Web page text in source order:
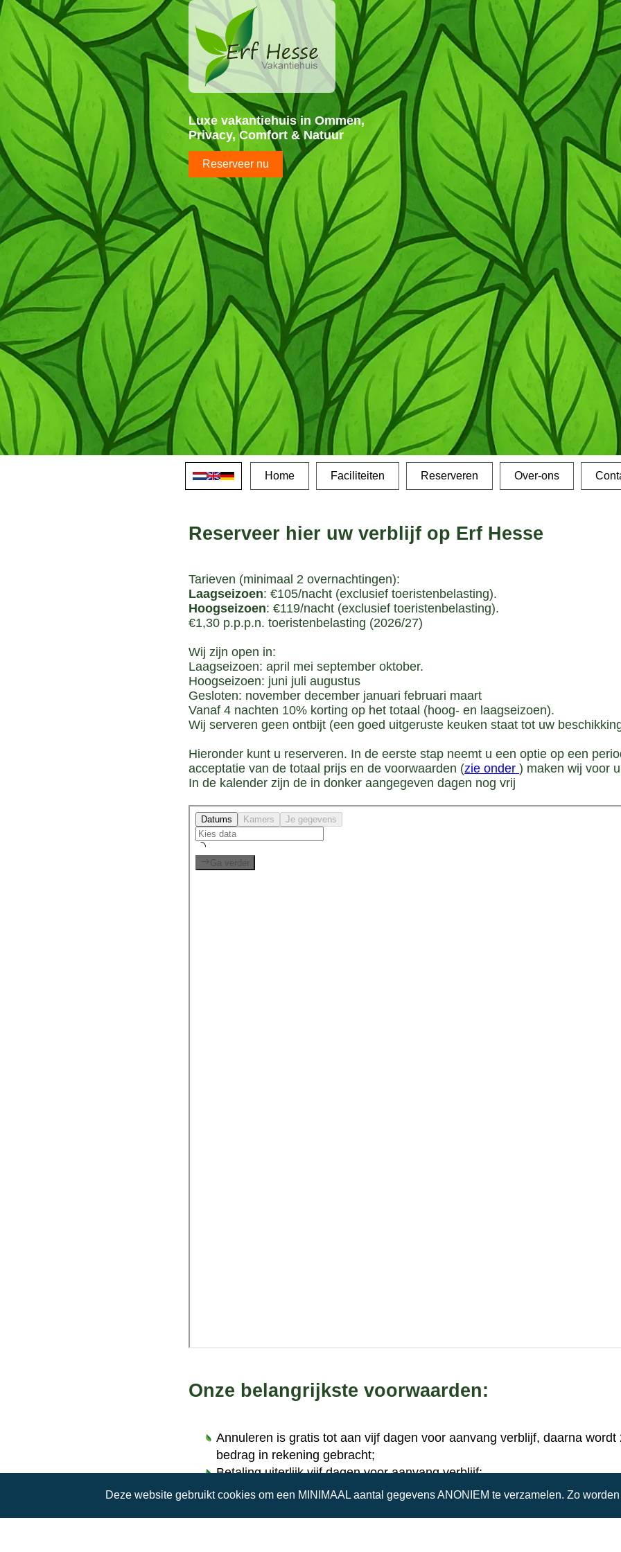
Luxe vakantiehuis in Ommen,
Privacy, Comfort & Natuur
Reserveer nu
Home Faciliteiten Reserveren Over-ons
Reserveer hier uw verblijf op Erf Hesse
Tarieven (minimaal 2 overnachtingen):
Laagseizoen: €105/nacht (exclusief toeristenbelasting).
Hoogseizoen: €119/nacht (exclusief toeristenbelasting).
€1,30 p.p.p.n. toeristenbelasting (2026/27)
Wij zijn open in:
Laagseizoen: april mei september oktober.
Hoogseizoen: juni juli augustus
Gesloten: november december januari februari maart
Vanaf 4 nachten 10% korting op het totaal (hoog- en laagseizoen).
Wij serveren geen ontbijt (een goed uitgeruste keuken staat tot uw
Hieronder kunt u reserveren. In de eerste stap neemt u een optie op een
acceptatie van de totaal prijs en de voorwaarden (zie onder ) maken wij voor
In de kalender zijn de in donker aangegeven dagen nog vrij
Onze belangrijkste voorwaarden:
Annuleren is gratis tot aan vijf dagen voor aanvang verblijf, daarna wordt
bedrag in rekening gebracht;
Betaling uiterlijk vijf dagen voor aanvang verblijf;
De accomodatie is voor max. twee volwassenen. Verblijf met een baby
Deze website gebruikt cookies om een MINIMAAL aantal gegevens ANONIEM te verzamelen. Zo